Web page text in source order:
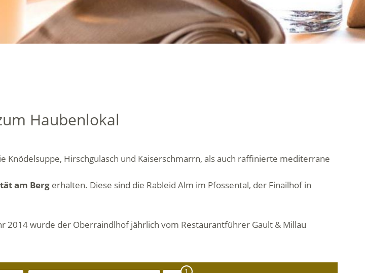
Haubenlokal
Knödelsuppe, Hirschgulasch und Kaiserschmarrn, als auch raffinierte mediterrane
am Bergerhalten. Diese sind die Rableid Alm im Pfossental, der Finailhof in
2014 wurde der Oberraindlhof jährlich vom Restaurantführer Gault & Millau